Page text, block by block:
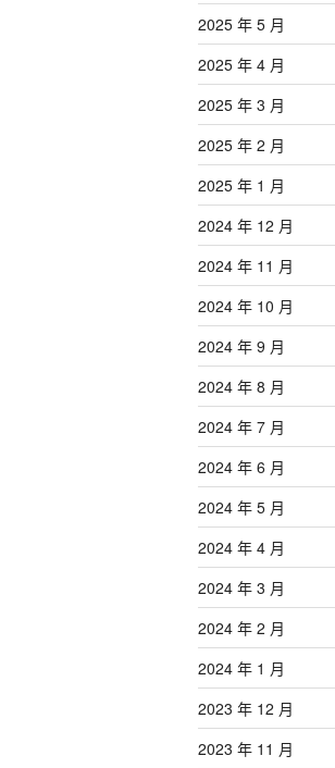
2025 年 5 月
2025 年 4 月
2025 年 3 月
2025 年 2 月
2025 年 1 月
2024 年 12 月
2024 年 11 月
2024 年 10 月
2024 年 9 月
2024 年 8 月
2024 年 7 月
2024 年 6 月
2024 年 5 月
2024 年 4 月
2024 年 3 月
2024 年 2 月
2024 年 1 月
2023 年 12 月
2023 年 11 月